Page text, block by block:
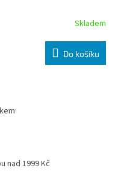
Skladem
Do košíku
prvky výpisu
nad 1999 Kč